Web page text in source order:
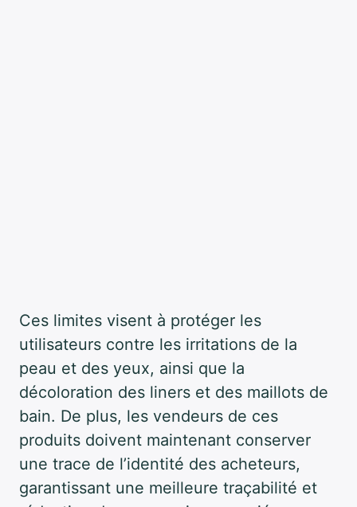
Ces limites visent à protéger les
utilisateurs contre les irritations de la
peau et des yeux, ainsi que la
décoloration des liners et des maillots de
bain. De plus, les vendeurs de ces
produits doivent maintenant conserver
une trace de l’identité des acheteurs,
garantissant une meilleure traçabilité et